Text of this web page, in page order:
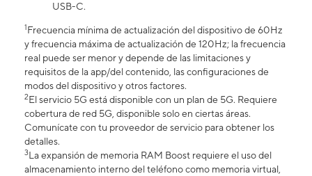
USB-C.
1Frecuencia mínima de actualización del dispositivo de 60Hz
y frecuencia máxima de actualización de 120Hz; la frecuencia
real puede ser menor y depende de las limitaciones y
requisitos de la app/del contenido, las configuraciones de
modos del dispositivo y otros factores.
2El servicio 5G está disponible con un plan de 5G. Requiere
cobertura de red 5G, disponible solo en ciertas áreas.
Comunícate con tu proveedor de servicio para obtener los
detalles.
3La expansión de memoria RAM Boost requiere el uso del
almacenamiento interno del teléfono como memoria virtual,